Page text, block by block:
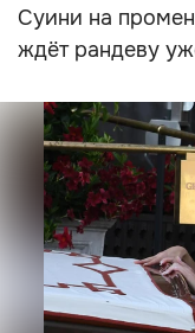
Суини на
ждёт рандеву